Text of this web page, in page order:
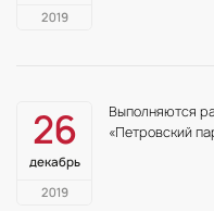
2019
26
декабрь
2019
Выполняются
«Петровский